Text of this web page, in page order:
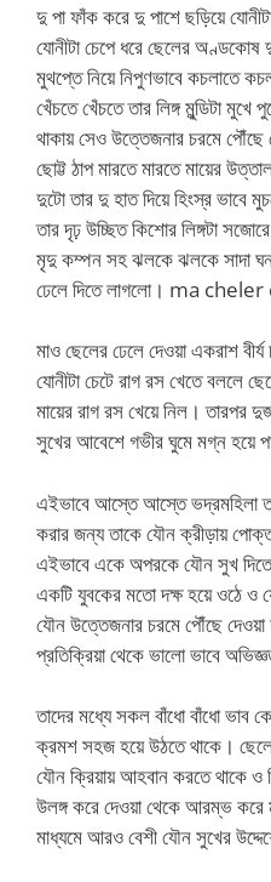
দু পা ফাঁক করে দু পাশে ছড়িয়ে
যোনীটা চেপে ধরে ছেলের অণ্ডকোষ
মুথপ্তে নিয়ে নিপুণভাবে কচলাতে
খেঁচতে খেঁচতে তার লিঙ্গ মুন্ডিটা
থাকায় সেও উত্তেজনার চরমে পৌঁছে
ছোট্ট ঠাপ মারতে মারতে মায়ের
দুটো তার দু হাত দিয়ে হিংস্র ভাবে
তার দৃঢ় উচ্ছিত কিশোর লিঙ্গটা
মৃদু কম্পন সহ ঝলকে ঝলকে সাদা ঘন
ঢেলে দিতে লাগলো। ma
মাও ছেলের ঢেলে দেওয়া একরাশ
যোনীটা চেটে রাগ রস খেতে বললে
মায়ের রাগ রস খেয়ে নিল। তারপর
সুখের আবেশে গভীর ঘুমে মগ্ন হয়ে
এইভাবে আস্তে আস্তে ভদ্রমহিলা
করার জন্য তাকে যৌন ক্রীড়ায়
এইভাবে একে অপরকে যৌন সুখ
একটি যুবকের মতো দক্ষ হয়ে ওঠে ও
যৌন উত্তেজনার চরমে পৌঁছে দেওয়া
প্রতিক্রিয়া থেকে ভালো ভাবে
তাদের মধ্যে সকল বাঁধো বাঁধো ভাব
ক্রমশ সহজ হয়ে উঠতে থাকে।
যৌন ক্রিয়ায় আহবান করতে থাকে ও
উলঙ্গ করে দেওয়া থেকে আরম্ভ করে
মাধ্যমে আরও বেশী যৌন সুখের